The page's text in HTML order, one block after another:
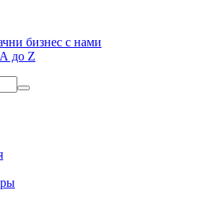
бизнес с нами
до Z